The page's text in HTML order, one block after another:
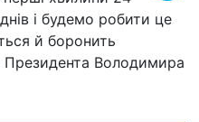
і будемо робити це
й боронить
Президента Володимира